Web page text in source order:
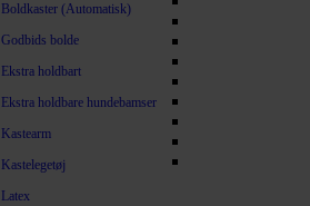
Boldkaster (Automatisk)
Godbids bolde
Ekstra holdbart
Ekstra holdbare hundebamser
Kastearm
Kastelegetøj
Latex